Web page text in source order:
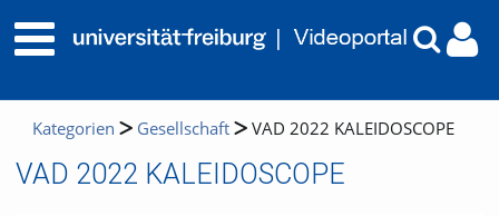
Kategorien Gesellschaft VAD 2022 KALEIDOSCOPE
VAD 2022 KALEIDOSCOPE